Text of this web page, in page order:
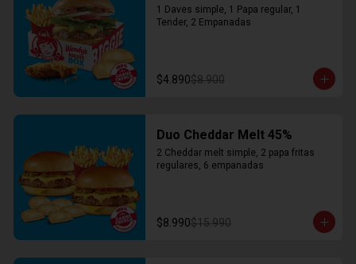
1 Daves simple, 1 Papa regular, 1
Tender, 2 Empanadas
$4.890$8.900
Duo Cheddar Melt 45%
2 Cheddar melt simple, 2 papa fritas
regulares, 6 empanadas
$8.990$15.990